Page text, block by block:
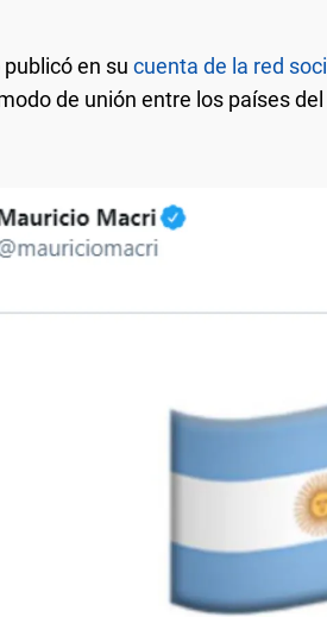
publicó en su cuenta de la red
de unión entre los países